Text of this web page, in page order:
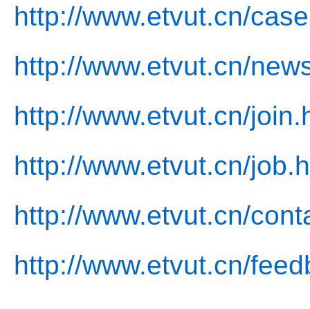
http://www.etvut.cn/
http://www.etvut.cn/
http://www.etvut.cn/
http://www.etvut.cn/
http://www.etvut.cn/
http://www.etvut.cn/